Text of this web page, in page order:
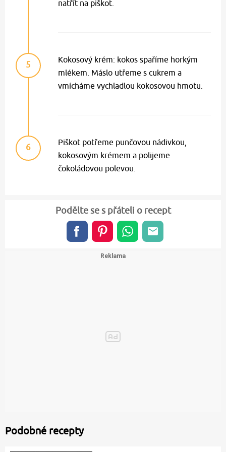
natřít na piškot.
5
Kokosový krém: kokos spaříme horkým
mlékem. Máslo utřeme s cukrem a
vmícháme vychladlou kokosovou hmotu.
6
Piškot potřeme punčovou nádivkou,
kokosovým krémem a polijeme
čokoládovou polevou.
Podělte se s přáteli o recept
Podobné recepty